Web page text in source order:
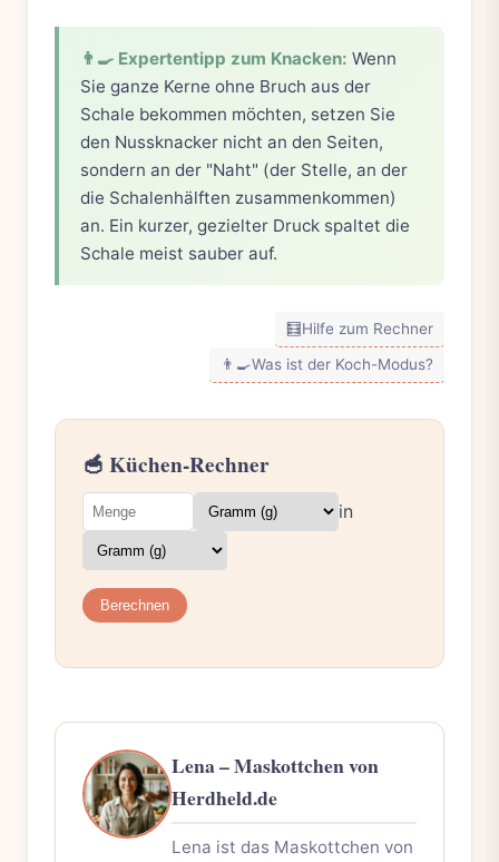
👨‍🍳 Expertentipp zum Knacken: Wenn
Sie ganze Kerne ohne Bruch aus der
Schale bekommen möchten, setzen Sie
den Nussknacker nicht an den Seiten,
sondern an der "Naht" (der Stelle, an der
die Schalenhälften zusammenkommen)
an. Ein kurzer, gezielter Druck spaltet die
Schale meist sauber auf.
🧮Hilfe zum Rechner
👨‍🍳Was ist der Koch-Modus?
🥣 Küchen-Rechner
in
Berechnen
Lena – Maskottchen von
Herdheld.de
Lena ist das Maskottchen von